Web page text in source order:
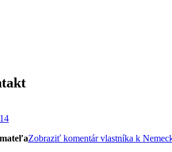
Zobraziť komentár vlastníka k